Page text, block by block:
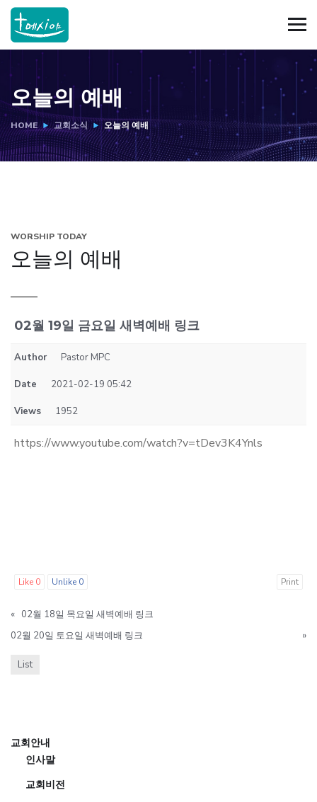
오늘의 예배
HOME 교회소식 오늘의 예배
WORSHIP TODAY
오늘의 예배
02월 19일 금요일 새벽예배 링크
Author Pastor MPC
Date 2021-02-19 05:42
Views 1952
https://www.youtube.com/watch?v=tDev3K4Ynls
Like 0 Unlike 0 Print
« 02월 18일 목요일 새벽예배 링크
02월 20일 토요일 새벽예배 링크
»
List
교회안내
인사말
교회비전